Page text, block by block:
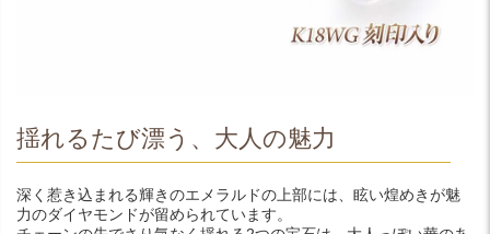
揺れるたび漂う、大人の魅力
深く惹き込まれる輝きのエメラルドの上部には、眩い煌めきが魅
力のダイヤモンドが留められています。